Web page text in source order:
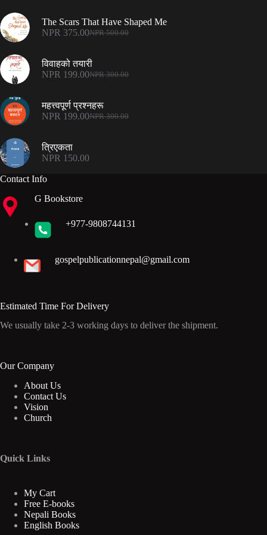
The Scars That Have Shaped Me
NPR500.00
Original
was:
NPR 500.00.
NPR 375.00Current
is:
NPR 375.00.
विवाहको तयारी
NPR300.00
Original
was:
NPR 300.00.
NPR 199.00Current
is:
NPR 199.00.
महत्त्वपूर्ण प्रश्नहरू
NPR300.00
Original
NPR 300.00.
NPR 199.00Current
NPR 199.00.
त्रिएकता
NPR 150.00
Contact Info
G Bookstore
+977-9808744131
gospelpublicationnepal@gmail.com
Estimated Time For Delivery
We usually take 2-3 working days to deliver the shipment.
Our Company
About Us
Contact Us
Vision
Church
Quick Links
My Cart
Free E-books
Nepali Books
English Books